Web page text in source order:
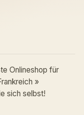
Onlineshop für
»
sich selbst!